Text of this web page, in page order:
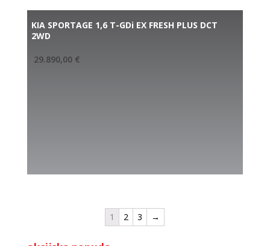
KIA SPORTAGE 1,6 T-GDi EX FRESH PLUS DCT
2WD
29.890,00 €
1 2 3 →